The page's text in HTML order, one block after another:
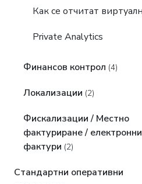
Private Analytics
Финансов контрол (4)
Локализации (2)
Фискализации / Местно
фактуриране / електронни
фактури (2)
Стандартни оперативни